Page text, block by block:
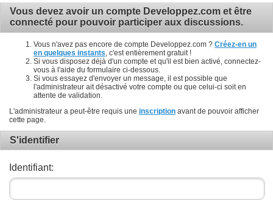
Vous devez avoir un compte Developpez.com et être
connecté pour pouvoir participer aux discussions.
Vous n'avez pas encore de compte Developpez.com ? Créez-en un
en quelques instants , c'est entièrement gratuit !
Si vous disposez déjà d'un compte et qu'il est bien activé, connectez-
vous à l'aide du formulaire ci-dessous.
Si vous essayez d'envoyer un message, il est possible que
l'administrateur ait désactivé votre compte ou que celui-ci soit en
attente de validation.
L'administrateur a peut-être requis une inscription avant de pouvoir afficher
cette page.
S'identifier
Identifiant: